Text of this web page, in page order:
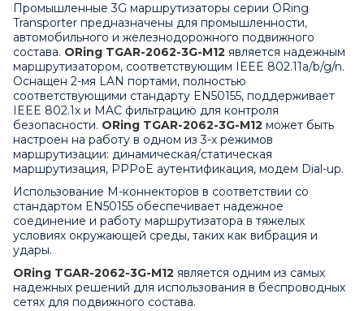
Промышленные 3G маршрутизаторы серии ORing
Transporter предназначены для промышленности,
автомобильного и железнодорожного подвижного
состава. ORing TGAR-2062-3G-M12 является надежным
маршрутизатором, соответствующим IEEE 802.11a/b/g/n.
Оснащен 2-мя LAN портами, полностью
соответствующими стандарту EN50155, поддерживает
IEEE 802.1x и MAC фильтрацию для контроля
безопасности. ORing TGAR-2062-3G-M12 может быть
настроен на работу в одном из 3-х режимов
маршрутизации: динамическая/статическая
маршрутизация, PPPoE аутентификация, модем Dial-up.
Использование М-коннекторов в соответствии со
стандартом EN50155 обеспечивает надежное
соединение и работу маршрутизатора в тяжелых
условиях окружающей среды, таких как вибрация и
удары.
ORing TGAR-2062-3G-M12 является одним из самых
надежных решений для использования в беспроводных
сетях для подвижного состава.